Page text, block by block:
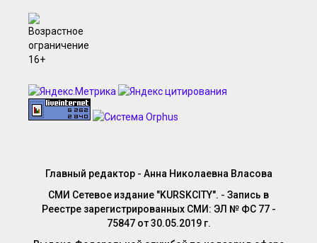
Главный редактор - Анна Николаевна Власова
СМИ Сетевое издание "KURSKCITY". - Запись в
Реестре зарегистрированных СМИ: ЭЛ № ФС 77 -
75847 от 30.05.2019 г.